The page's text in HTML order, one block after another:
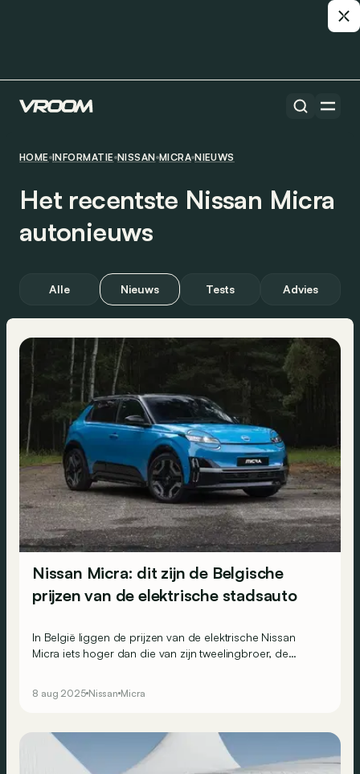
HOME INFORMATIE NISSAN MICRA NIEUWS
Het recentste Nissan Micra
autonieuws
Alle Nieuws Tests Advies
Nissan Micra: dit zijn de Belgische
prijzen van de elektrische stadsauto
In België liggen de prijzen van de elektrische Nissan
Micra iets hoger dan die van zijn tweelingbroer, de
8 aug 2025 Nissan Micra